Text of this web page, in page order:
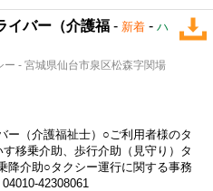
イバー（介護福 - 新着 - ハ
- 宮城県仙台市泉区松森字関場
ー（介護福祉士）○ご利用者様のタ
移乗介助、歩行介助（ 見守り ）タ
降介助○タクシー運行に関する事務
42308061